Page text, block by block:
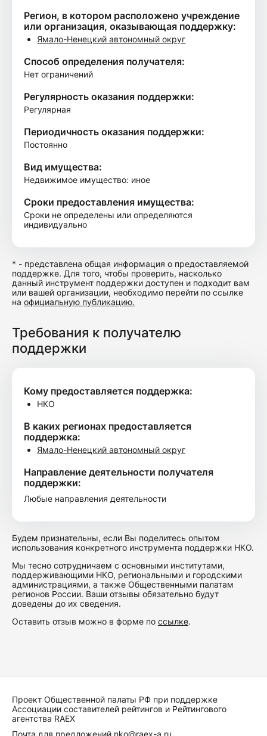
Регион, в котором расположено учреждение
или организация, оказывающая поддержку:
Ямало-Ненецкий автономный округ
Способ определения получателя:
Нет ограничений
Регулярность оказания поддержки:
Регулярная
Периодичность оказания поддержки:
Постоянно
Вид имущества:
Недвижимое имущество: иное
Сроки предоставления имущества:
Сроки не определены или определяются
индивидуально
* - представлена общая информация о предоставляемой
поддержке. Для того, чтобы проверить, насколько
данный инструмент поддержки доступен и подходит вам
или вашей организации, необходимо перейти по ссылке
на официальную публикацию.
Требования к получателю
поддержки
Кому предоставляется поддержка:
НКО
В каких регионах предоставляется
поддержка:
Ямало-Ненецкий автономный округ
Направление деятельности получателя
поддержки:
Любые направления деятельности
Будем признательны, если Вы поделитесь опытом
использования конкретного инструмента поддержки НКО.
Мы тесно сотрудничаем с основными институтами,
поддерживающими НКО, региональными и городскими
администрациями, а также Общественными палатам
регионов России. Ваши отзывы обязательно будут
доведены до их сведения.
Оставить отзыв можно в форме по ссылке.
Проект Общественной палаты РФ при поддержке
Ассоциации составителей рейтингов и Рейтингового
агентства RAEX
Почта для предложений nko@raex-a.ru